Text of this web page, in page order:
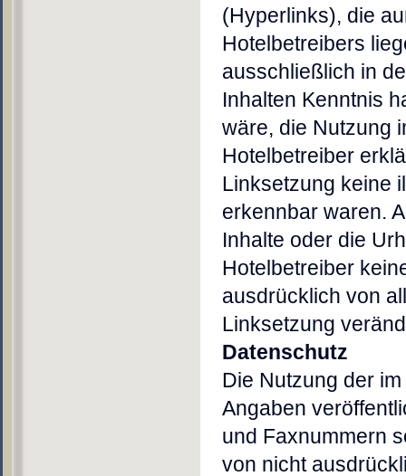
(Hyperlinks), die
Hotelbetreibers
ausschließlich in
Inhalten Kenntnis
wäre, die Nutzung
Hotelbetreiber
Linksetzung keine
erkennbar waren.
Inhalte oder die
Hotelbetreiber
ausdrücklich von
Linksetzung
Datenschutz
Die Nutzung der
Angaben
und Faxnummern
von nicht